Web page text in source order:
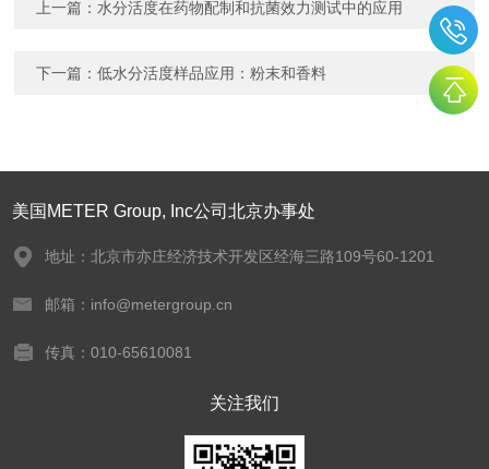
上一篇： 水分活度在药物配制和抗菌效力测试中的应用
下一篇：低水分活度样品应用：粉末和香料
美国METER Group, Inc公司北京办事处
地址：北京市亦庄经济技术开发区经海三路109号60-1201
邮箱：info@metergroup.cn
传真：010-65610081
关注我们